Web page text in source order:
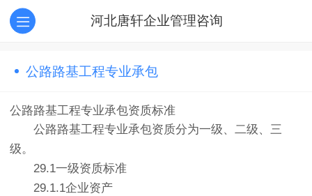
河北唐轩企业管理咨询
公路路基工程专业承包
公路路基工程专业承包资质标准
公路路基工程专业承包资质分为一级、二级、三
级。
29.1一级资质标准
29.1.1企业资产